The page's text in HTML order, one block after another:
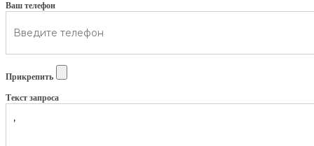
Ваш телефон
Прикрепить
Текст запроса